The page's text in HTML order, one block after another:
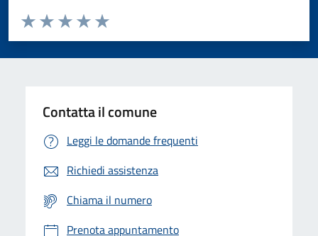
Domanda
Valuta da 1 a 5 stelle la pagina
Valuta 5 stelle su 5
Valuta 4 stelle su 5
Valuta 3 stelle su 5
Valuta 2 stelle su 5
Valuta 1 stelle su 5
Contatta il comune
Leggi le domande frequenti
Richiedi assistenza
Chiama il numero
Prenota appuntamento